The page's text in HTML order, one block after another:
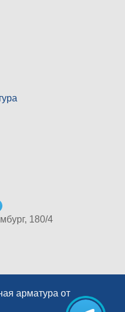
180/4
арматура от